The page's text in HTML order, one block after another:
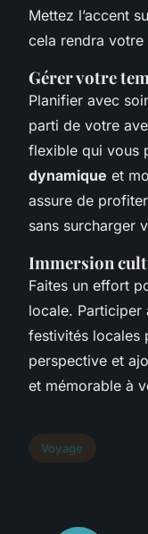
Mettez l’accent
cela rendra
Gérer votre
Planifier avec
parti de votre
flexible qui vous
dynamique et
assure de
sans surcharger
Immersion
Faites un effort
locale. Participer
festivités locales
perspective et
et mémorable à
Voyage